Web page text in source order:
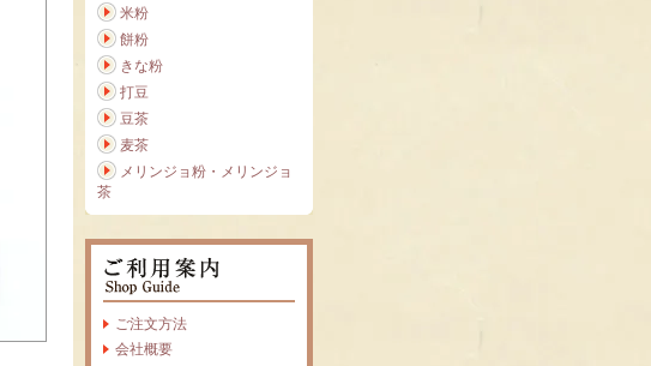
米粉
餅粉
きな粉
打豆
豆茶
麦茶
メリンジョ粉・メリンジョ
茶
ご注文方法
会社概要